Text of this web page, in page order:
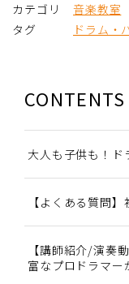
カテゴリ
音楽教室
タグ
ドラム・
CONTENTS
大人も子供も！ド
【よくある質問
【講師紹介/演奏
富なプロドラマ